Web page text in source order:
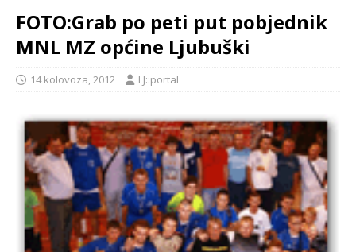
FOTO:Grab po peti put pobjednik
MNL MZ općine Ljubuški
14 kolovoza, 2012 LJ::portal